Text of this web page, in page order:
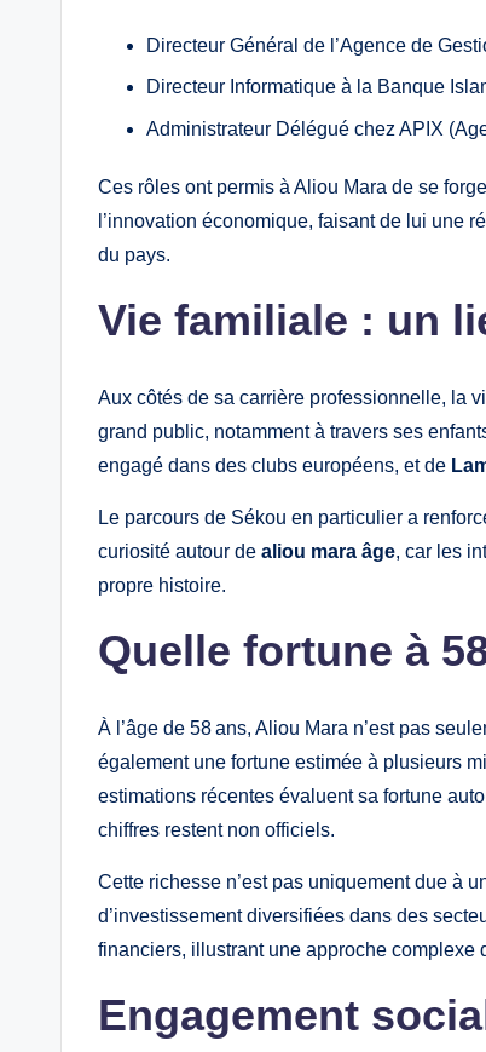
Directeur Général de l’Agence de
Directeur Informatique à la Banque
Administrateur Délégué chez APIX
Ces rôles ont permis à Aliou Mara de se
l’innovation économique, faisant de lui une
du pays.
Vie familiale : un
Aux côtés de sa carrière professionnelle, la
grand public, notamment à travers ses
engagé dans des clubs européens, et de
Le parcours de Sékou en particulier a
curiosité autour de aliou mara âge, car les
propre histoire.
Quelle fortune à
À l’âge de 58 ans, Aliou Mara n’est pas
également une fortune estimée à plusieurs
estimations récentes évaluent sa fortune
chiffres restent non officiels.
Cette richesse n’est pas uniquement due à
d’investissement diversifiées dans des
financiers, illustrant une approche complexe
Engagement